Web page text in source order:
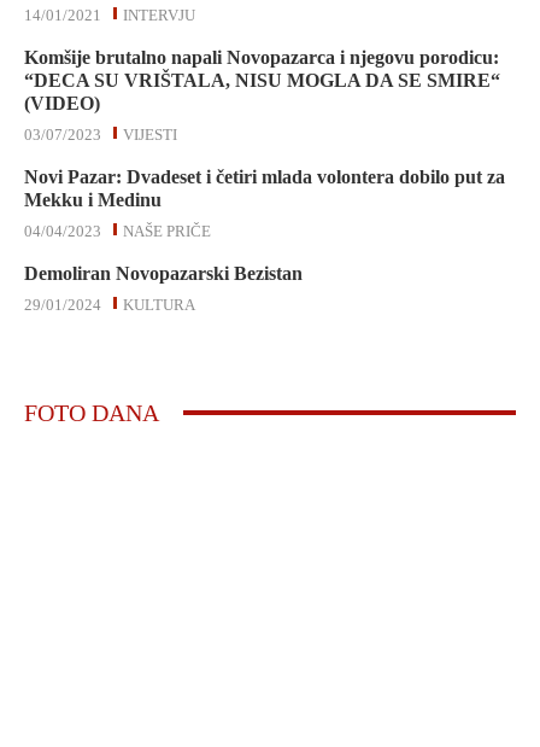
INTERVJU
14/01/2021
Komšije brutalno napali Novopazarca i njegovu porodicu:
“DECA SU VRIŠTALA, NISU MOGLA DA SE SMIRE“
(VIDEO)
VIJESTI
03/07/2023
Novi Pazar: Dvadeset i četiri mlada volontera dobilo put za
Mekku i Medinu
NAŠE PRIČE
04/04/2023
Demoliran Novopazarski Bezistan
KULTURA
29/01/2024
FOTO DANA